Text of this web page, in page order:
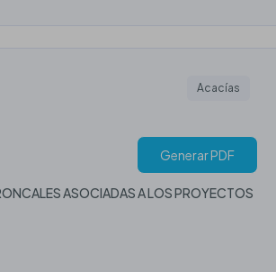
Acacías
Generar PDF
ASOCIADAS A LOS PROYECTOS